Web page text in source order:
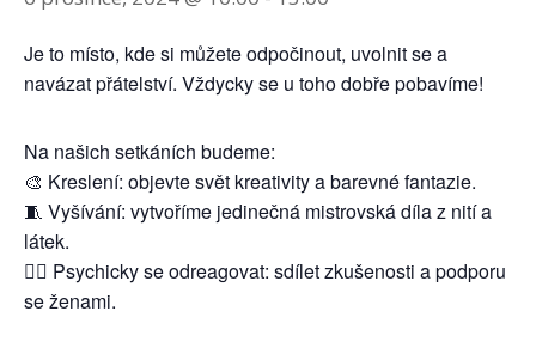
Je to místo, kde si můžete odpočinout, uvolnit se a
navázat přátelství. Vždycky se u toho dobře pobavíme!
Na našich setkáních budeme:
🎨 Kreslení: objevte svět kreativity a barevné fantazie.
🧵 Vyšívání: vytvoříme jedinečná mistrovská díla z nití a
látek.
💆‍♀️ Psychicky se odreagovat: sdílet zkušenosti a podporu
se ženami.